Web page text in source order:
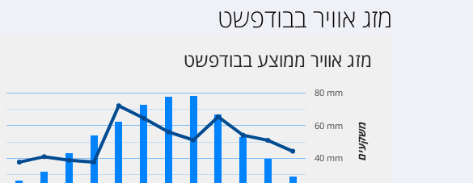
מזג אוויר בבודפשט
מזג אוויר ממוצע בבודפשט
40 mm
60 mm
80 mm
משקעים